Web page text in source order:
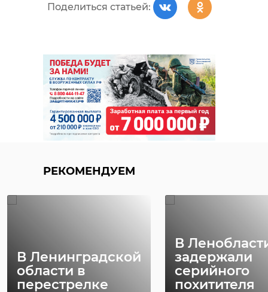
Поделиться статьей:
РЕКОМЕНДУЕМ
В Ленинградской
области в
перестрелке
В
задержали
серийного
похитителя